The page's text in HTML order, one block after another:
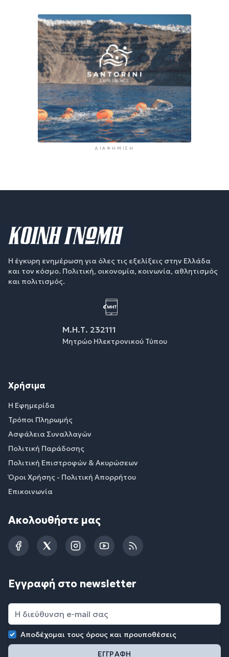
ΔΙΑΦΉΜΙΣΗ
Η έγκυρη ενημέρωση για όλες τις εξελίξεις στην Ελλάδα
και τον κόσμο. Πολιτική, οικονομία, κοινωνία, αθλητισμός
και πολιτισμός.
Μ.Η.Τ. 232111
Μητρώο Ηλεκτρονικού Τύπου
Χρήσιμα
Η Εφημερίδα
Τρόποι Πληρωμής
Ασφάλεια Συναλλαγών
Πολιτική Παράδοσης
Πολιτική Επιστροφών & Ακυρώσεων
Όροι Χρήσης - Πολιτική Απορρήτου
Επικοινωνία
Ακολουθήστε μας
FacebookTwitterInstagramYouTubeRSS
Εγγραφή στο newsletter
Αποδέχομαι τους όρους και προυποθέσεις